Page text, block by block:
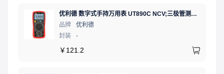
优利德 数字式手持万用表 UT890C NCV;三极管测试;二极管测试;火线辨别;真有效值;通断测试
品牌
优利德
封装
-
￥ 121.2